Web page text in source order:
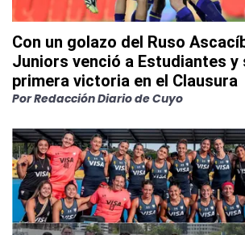
Con un golazo del Ruso
Juniors venció a Estudiantes y
primera victoria en el Clausura
PorRedacción Diario de Cuyo